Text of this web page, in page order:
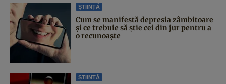
ȘTIINȚĂ
Cum se manifestă depresia zâmbitoare
și ce trebuie să știe cei din jur pentru a
o recunoaște
ȘTIINȚĂ